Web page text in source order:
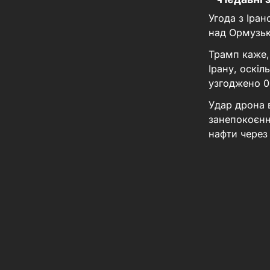
Угода з
над
Трамп
Ірану,
узгоджено
Удар дрона
нафти